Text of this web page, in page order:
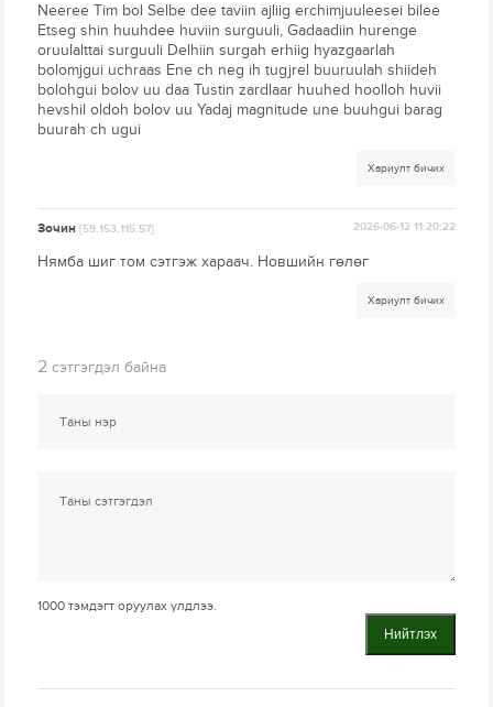
Neeree Tim bol Selbe dee taviin ajliig erchimjuuleesei bilee
Etseg shin huuhdee huviin surguuli, Gadaadiin hurenge
oruulalttai surguuli Delhiin surgah erhiig hyazgaarlah
bolomjgui uchraas Ene ch neg ih tugjrel buuruulah shiideh
bolohgui bolov uu daa Tustin zardlaar huuhed hoolloh huvii
hevshil oldoh bolov uu Yadaj magnitude une buuhgui barag
buurah ch ugui
Хариулт бичих
Зочин[59.153.115.57] 2026-06-12 11:20:22
Нямба шиг том сэтгэж хараач. Новшийн гөлөг
Хариулт бичих
2 сэтгэгдэл байна
1000 тэмдэгт оруулах үлдлээ.
Нийтлэх